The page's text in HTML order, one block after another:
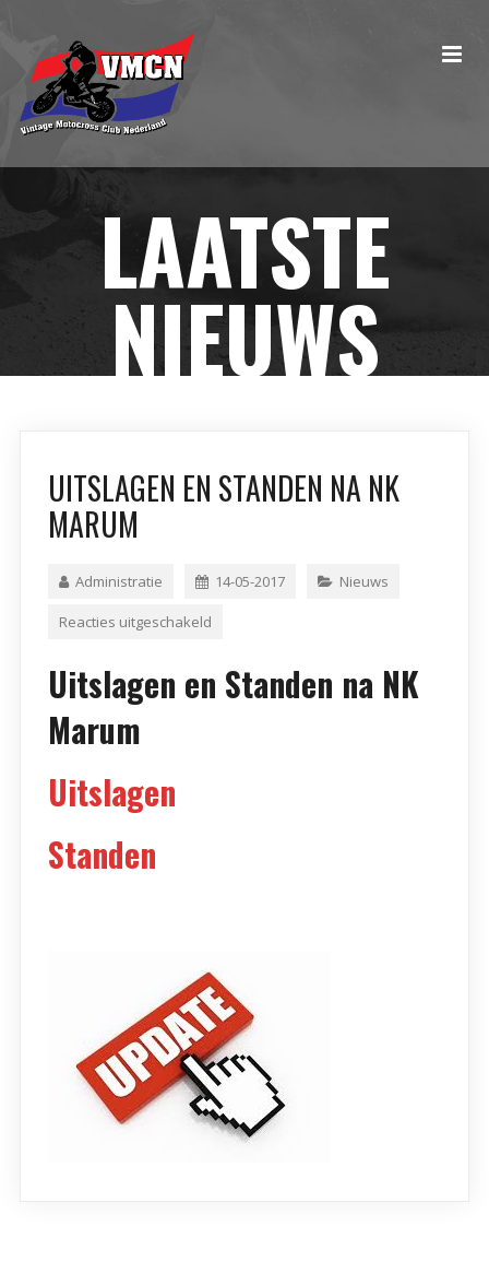
LAATSTE
NIEUWS
UITSLAGEN EN STANDEN NA NK
MARUM
Administratie 14-05-2017 Nieuws
Reacties uitgeschakeld
Uitslagen en Standen na NK
Marum
Uitslagen
Standen